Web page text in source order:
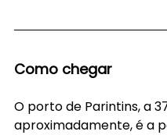
Como chegar
O porto de Parintins, a
aproximadamente, é a